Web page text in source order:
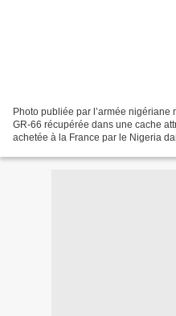
Photo publiée par l’armée
GR-66 récupérée dans une cache
achetée à la France par le Nigeria